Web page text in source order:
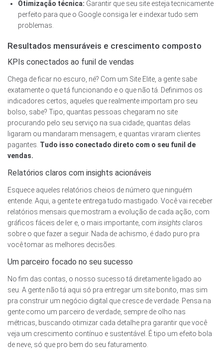
Otimização técnica: Garantir que seu site esteja tecnicamente
perfeito para que o Google consiga ler e indexar tudo sem
problemas.
Resultados mensuráveis e crescimento composto
KPIs conectados ao funil de vendas
Chega de ficar no escuro, né? Com um Site Elite, a gente sabe
exatamente o que tá funcionando e o que não tá. Definimos os
indicadores certos, aqueles que realmente importam pro seu
bolso, sabe? Tipo, quantas pessoas chegaram no site
procurando pelo seu serviço na sua cidade, quantas delas
ligaram ou mandaram mensagem, e quantas viraram clientes
pagantes. Tudo isso conectado direto com o seu funil de
vendas.
Relatórios claros com insights acionáveis
Esquece aqueles relatórios cheios de número que ninguém
entende. Aqui, a gente te entrega tudo mastigado. Você vai receber
relatórios mensais que mostram a evolução de cada ação, com
gráficos fáceis de ler e, o mais importante, com insights claros
sobre o que fazer a seguir. Nada de achismo, é dado puro pra
você tomar as melhores decisões.
Um parceiro focado no seu sucesso
No fim das contas, o nosso sucesso tá diretamente ligado ao
seu. A gente não tá aqui só pra entregar um site bonito, mas sim
pra construir um negócio digital que cresce de verdade. Pensa na
gente como um parceiro de verdade, sempre de olho nas
métricas, buscando otimizar cada detalhe pra garantir que você
veja um crescimento contínuo e sustentável. É tipo um efeito bola
de neve, só que pro bem do seu faturamento.